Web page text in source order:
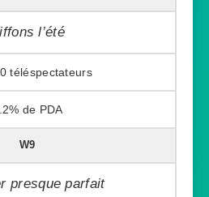
l’été
W9
presque parfait